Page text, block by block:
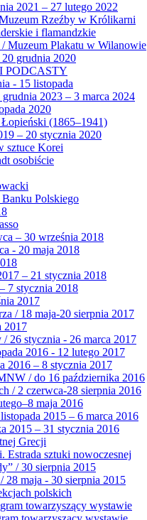
2021 – 27 lutego 2022
Rzeźby w Królikarni
i flamandzkie
Muzeum Plakatu w Wilanowie
20 grudnia 2020
PODCASTY
- 15 listopada
2023 – 3 marca 2024
2020
(1865–1941)
– 20 stycznia 2020
sztuce Korei
osobiście
Polskiego
– 30 września 2018
- 20 maja 2018
– 21 stycznia 2018
7 stycznia 2018
2017
/ 18 maja-20 sierpnia 2017
2017
26 stycznia - 26 marca 2017
2016 - 12 lutego 2017
2016 – 8 stycznia 2017
/ do 16 października 2016
/ 2 czerwca-28 sierpnia 2016
maja 2016
2015 – 6 marca 2016
2015 – 31 stycznia 2016
Grecji
Estrada sztuki nowoczesnej
/ 30 sierpnia 2015
28 maja - 30 sierpnia 2015
polskich
towarzyszący wystawie